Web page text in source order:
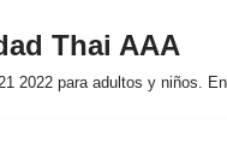
Thai AAA
2022 para adultos y niños.